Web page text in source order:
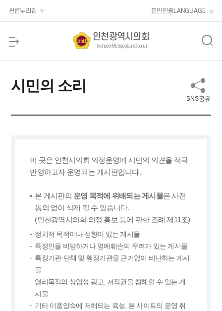
관련누리집 본인인증LANGUAGE
인천광역시의회
Incheon Metropolitan Council
시민의 소리
SNS공유
이 곳은 인천시의회 의정운영에 시민의 의견을 적극
반영하고자 운영되는 게시판입니다.
본 게시판의 운영 목적에 위배되는 게시물은 사전
동의 없이 삭제 될 수 있습니다.
(인천광역시의회 의정 홍보 등에 관한 조례 제11조)
정치적 목적이나 성향이 있는 게시물
특정인을 비방하거나 명예훼손의 우려가 있는 게시물
특정기관·단체 및 행정기관을 근거없이 비난하는 게시
물
영리목적의 상업성 광고, 저작권을 침해할 수 있는 게
시물
기타 미풍양속에 저해되는 욕설, 본 사이트의 운영 취